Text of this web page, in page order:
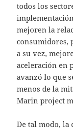
todos los
mejoren la
consumidores,
a su vez,
aceleración en
avanzó lo que
menos de la
Marin project
De tal modo, la